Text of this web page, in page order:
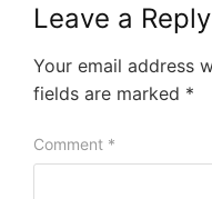
Leave a Reply
Your email address
fields are marked *
Comment *